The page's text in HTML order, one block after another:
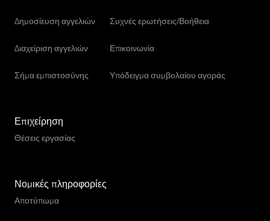
Δημοσίευση αγγελιών
Διαχείριση αγγελιών
Σήμα εμπιστοσύνης
Συχνές ερωτήσεις/Βοήθεια
Επικοινωνία
Υπόδειγμα συμβολαίου αγοράς
Επιχείρηση
Θέσεις εργασίας
Νομικές πληροφορίες
Αποτύπωμα